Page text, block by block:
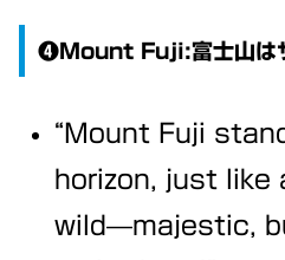
❹Mount Fuji:富士山は
“Mount Fuji
horizon, just like
wild—majestic,